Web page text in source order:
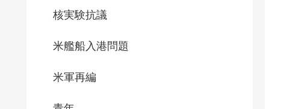
核実験抗議
米艦船入港問題
米軍再編